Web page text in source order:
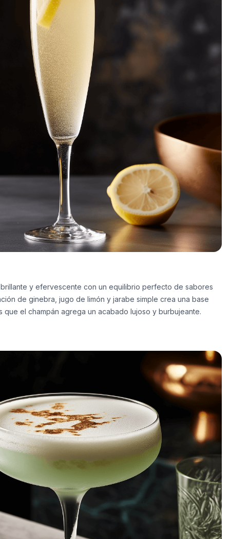
y efervescente con un equilibrio perfecto de sabores
de ginebra, jugo de limón y jarabe simple crea una base
que el champán agrega un acabado lujoso y burbujeante.